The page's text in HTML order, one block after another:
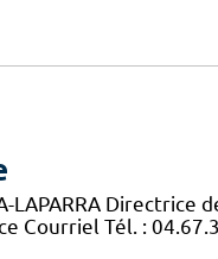
Directrice
Courriel Tél. :